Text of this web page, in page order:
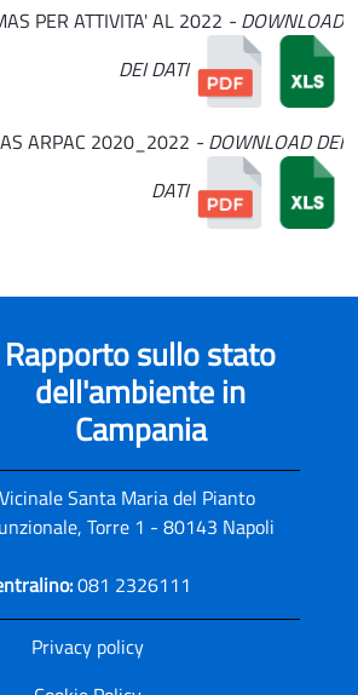
PER ATTIVITA' AL 2022 - DOWNLOAD
DEI DATI
ARPAC 2020_2022 - DOWNLOAD DEI
DATI
Rapporto sullo stato
dell'ambiente in
Campania
Santa Maria del Pianto
Torre 1 - 80143 Napoli
081 2326111
Privacy policy